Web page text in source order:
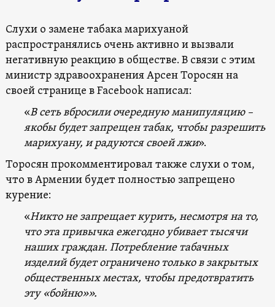
Слухи о замене табака марихуаной
распространялись очень активно и вызвали
негативную реакцию в обществе. В связи с этим
министр здравоохранения Арсен Торосян на
своей странице в Facebook написал:
«В сеть вбросили очередную манипуляцию –
якобы будет запрещен табак, чтобы разрешить
марихуану, и радуются своей лжи».
Торосян прокомментировал также слухи о том,
что в Армении будет полностью запрещено
курение:
«Никто не запрещает курить, несмотря на то,
что эта привычка ежегодно убивает тысячи
наших граждан. Потребление табачных
изделий будет ограничено только в закрытых
общественных местах, чтобы предотвратить
эту «бойню»».